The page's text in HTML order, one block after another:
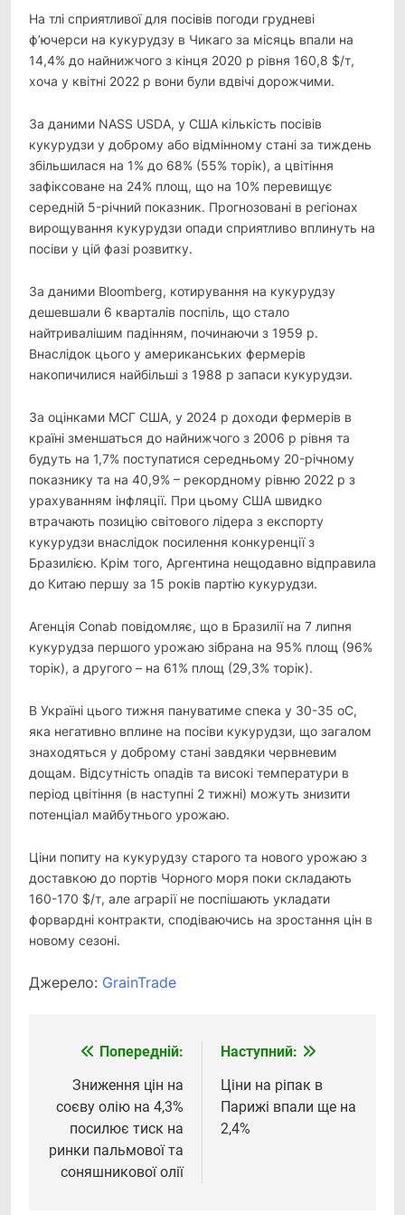
На тлі сприятливої для посівів погоди грудневі
ф’ючерси на кукурудзу в Чикаго за місяць впали на
14,4% до найнижчого з кінця 2020 р рівня 160,8 $/т,
хоча у квітні 2022 р вони були вдвічі дорожчими.
За даними NASS USDA, у США кількість посівів
кукурудзи у доброму або відмінному стані за тиждень
збільшилася на 1% до 68% (55% торік), а цвітіння
зафіксоване на 24% площ, що на 10% перевищує
середній 5-річний показник. Прогнозовані в регіонах
вирощування кукурудзи опади сприятливо вплинуть на
посіви у цій фазі розвитку.
За даними Bloomberg, котирування на кукурудзу
дешевшали 6 кварталів поспіль, що стало
найтривалішим падінням, починаючи з 1959 р.
Внаслідок цього у американських фермерів
накопичилися найбільші з 1988 р запаси кукурудзи.
За оцінками МСГ США, у 2024 р доходи фермерів в
країні зменшаться до найнижчого з 2006 р рівня та
будуть на 1,7% поступатися середньому 20-річному
показнику та на 40,9% – рекордному рівню 2022 р з
урахуванням інфляції. При цьому США швидко
втрачають позицію світового лідера з експорту
кукурудзи внаслідок посилення конкуренції з
Бразилією. Крім того, Аргентина нещодавно відправила
до Китаю першу за 15 років партію кукурудзи.
Агенція Conab повідомляє, що в Бразилії на 7 липня
кукурудза першого урожаю зібрана на 95% площ (96%
торік), а другого – на 61% площ (29,3% торік).
В Україні цього тижня пануватиме спека у 30-35 оС,
яка негативно вплине на посіви кукурудзи, що загалом
знаходяться у доброму стані завдяки червневим
дощам. Відсутність опадів та високі температури в
період цвітіння (в наступні 2 тижні) можуть знизити
потенціал майбутнього урожаю.
Ціни попиту на кукурудзу старого та нового урожаю з
доставкою до портів Чорного моря поки складають
160-170 $/т, але аграрії не поспішають укладати
форвардні контракти, сподіваючись на зростання цін в
новому сезоні.
Джерело: GrainTrade
Навігація
записів
Попередній:
Зниження цін на
соєву олію на 4,3%
посилює тиск на
ринки пальмової та
соняшникової олії
Наступний:
Ціни на ріпак в
Парижі впали ще на
2,4%